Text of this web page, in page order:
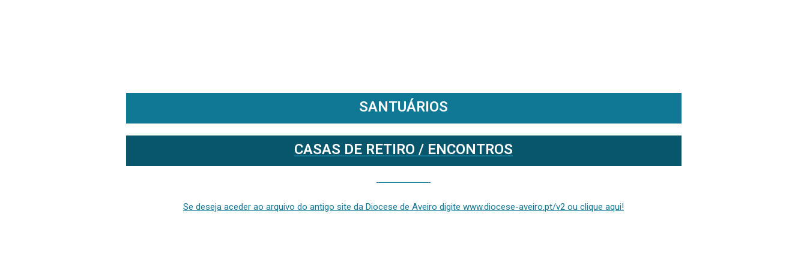
SANTUÁRIOS
CASAS DE RETIRO / ENCONTROS
Se deseja aceder ao arquivo do antigo site da Diocese de Aveiro digite www.diocese-aveiro.pt/v2 ou clique aqui!